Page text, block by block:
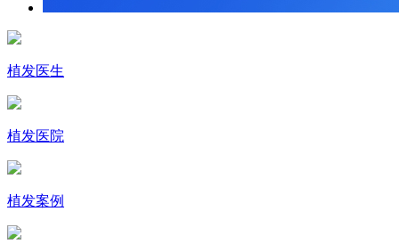
植发医生
植发医院
植发案例